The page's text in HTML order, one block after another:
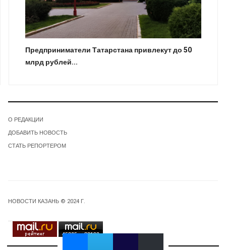
Предприниматели Татарстана привлекут до 50
млрд рублей...
О РЕДАКЦИИ
ДОБАВИТЬ НОВОСТЬ
СТАТЬ РЕПОРТЕРОМ
НОВОСТИ КАЗАНЬ © 2024 Г.
45065 32192